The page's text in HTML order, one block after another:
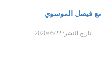
مع فيصل الموسوي
تاريخ النشر: 2020/05/22